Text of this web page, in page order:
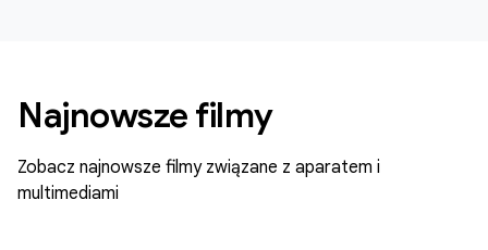
Najnowsze filmy
Zobacz najnowsze filmy związane z aparatem i
multimediami